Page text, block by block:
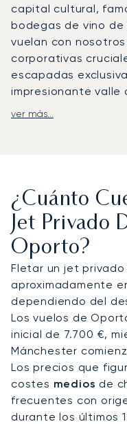
capital cultural,
bodegas de vino
vuelan con
corporativas
escapadas
impresionante valle
Nuestro equipo
y las comodidades
Gestionamos cada
precisión,
para su conferencia
Alfândega.
Vuele con total
europeo en
ARGUS, nuestro
operativa está
independiente.
que su vuelo
los más altos
seguridad.
ver más...
¿Cuánto
Jet Privado
Oporto?
Fletar un jet
aproximadamente
dependiendo del
Los vuelos de
inicial de 7.700 €,
Mánchester
Los precios que
costes medios de
frecuentes con
durante los últimos